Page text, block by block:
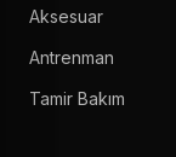
Aksesuar
Antrenman
Tamir Bakım